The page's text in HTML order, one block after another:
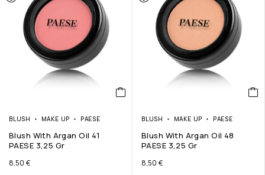
BLUSH MAKE UP PAESE
Blush With Argan Oil 41
PAESE 3,25 Gr
8,50 €
BLUSH MAKE UP PAESE
Blush With Argan Oil 48
PAESE 3,25 Gr
8,50 €